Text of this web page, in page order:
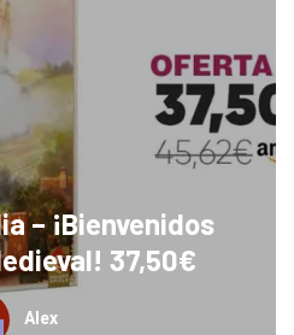
– ¡Bienvenidos
37,50€
Alex